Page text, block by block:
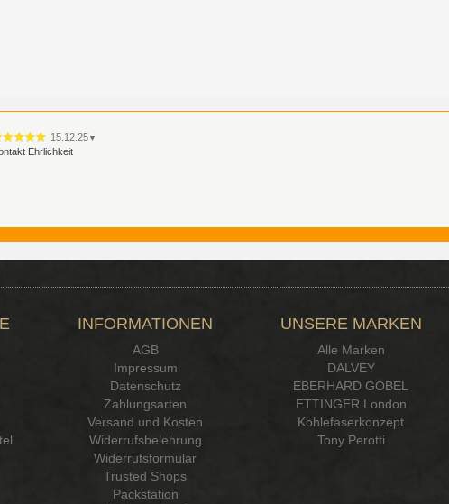
15.12.25 ▼
Ehrlichkeit
INFORMATIONEN
AGB
Impressum
Datenschutz
Zahlungsarten
Versand und Kosten
Widerrufsbelehrung
Widerrufsformular
Trusted Shops
Packstation
UNSERE MARKEN
Alle Marken
DALVEY
EBERHARD GÖBEL
ETTINGER London
Kohlefaserkonzept
Tony Perotti